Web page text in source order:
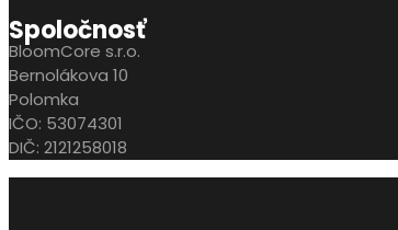
Spoločnosť
BloomCore s.r.o.
Bernolákova 10
Polomka
IČO: 53074301
DIČ: 2121258018